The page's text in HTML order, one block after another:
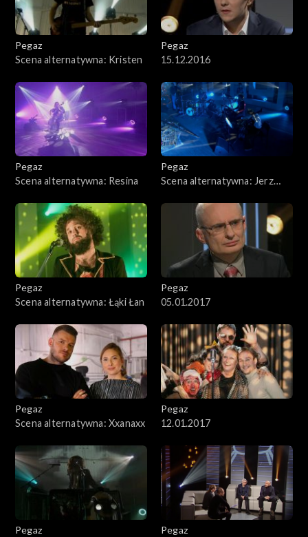
Pegaz
Scena alternatywna: Kristen
Pegaz
15.12.2016
Pegaz
Scena alternatywna: Resina
Pegaz
Scena alternatywna: Jerz
Pegaz
Scena alternatywna: Łąki Łan
Pegaz
05.01.2017
Pegaz
Scena alternatywna: Xxanaxx
Pegaz
12.01.2017
Pegaz
Pegaz